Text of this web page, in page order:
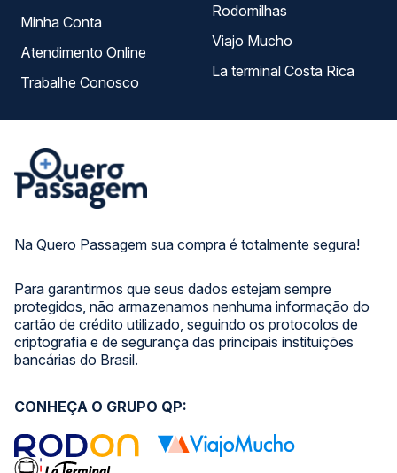
Na Quero Passagem sua compra é totalmente segura!
Para garantirmos que seus dados estejam sempre
protegidos, não armazenamos nenhuma informação do
cartão de crédito utilizado, seguindo os protocolos de
criptografia e de segurança das principais instituições
bancárias do Brasil.
Minha Conta
Atendimento Online
Trabalhe Conosco
Rodomilhas
Viajo Mucho
La terminal Costa Rica
CONHEÇA O GRUPO QP: